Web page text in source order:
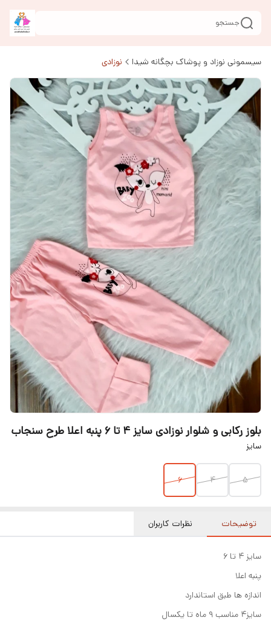
جستجو
سیسمونی نوزاد و پوشاک بچگانه شیدا نوزادی
بلوز رکابی و شلوار نوزادی سایز ۴ تا ۶ پنبه اعلا طرح سنجاب
سایز
۵ ۴ ۶
توضیحات نظرات کاربران
سایز ۴ تا ۶
پنبه اعلا
اندازه ها طبق استاندارد
سایز۴ مناسب ۹ ماه تا یکسال